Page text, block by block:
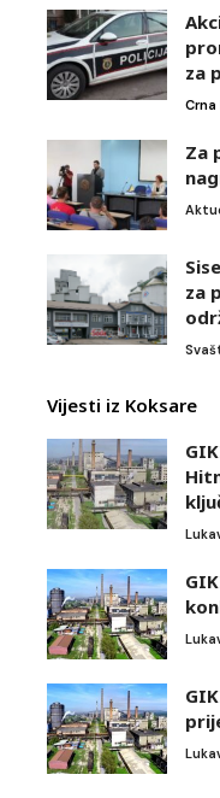
za
Crna
Za
za
Vijesti iz Koksare